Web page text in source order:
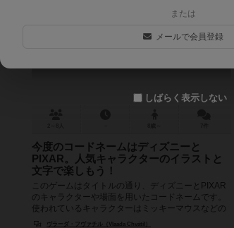
コードネーム ：ディズニー ファミリ
Codenames: Disney Family Edition
今度のコードネームはディズニーと
PIXAR。人気キャラクターのイラストと
文字で楽しもう！
このゲームはタイトルの通り、ディズニーとPIXAR
のキャラクターや場面を用いたコードネームです。
使われているキャラクターはミッキーマウスなどの
往年のキャラクターからアナと...
ヴラーダ・フヴァチル（Vlaada Chvátil）
または
メールで会員登録
しばらく表示しない